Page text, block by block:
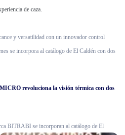
de caza.
y versatilidad con un innovador control
se incorpora al catálogo de El Caldén con dos
revoluciona la visión térmica con dos
BITRABI se incorporan al catálogo de El